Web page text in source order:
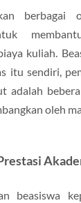
berbagai
kuliah.
itu sendiri,
adalah
oleh
beasiswa